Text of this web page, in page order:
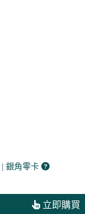
| 銀角零卡
立即購買